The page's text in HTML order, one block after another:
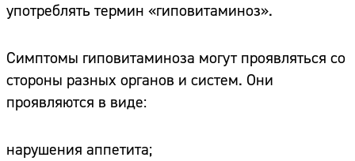
употреблять термин «гиповитаминоз».
Симптомы гиповитаминоза могут проявляться со
стороны разных органов и систем. Они
проявляются в виде:
нарушения аппетита;